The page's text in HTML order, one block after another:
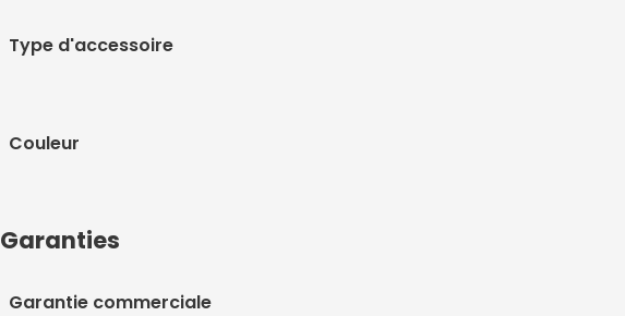
Type d'accessoire
Couleur
Garanties
Garantie commerciale